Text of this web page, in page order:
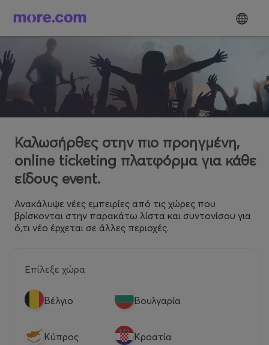
Καλωσήρθες στην πιο προηγμένη,
online ticketing πλατφόρμα για κάθε
είδους event.
Ανακάλυψε νέες εμπειρίες από τις χώρες που
βρίσκονται στην παρακάτω λίστα και συντονίσου για
ό,τι νέο έρχεται σε άλλες περιοχές.
Επίλεξε χώρα
Βέλγιο Βουλγαρία
Κύπρος Κροατία